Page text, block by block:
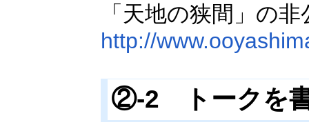
「天地の狭間」の
http://
②-2 トークを